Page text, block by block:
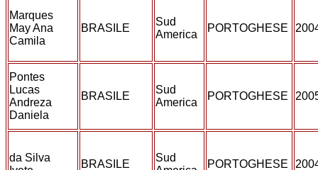
Marques
May Ana
Camila
BRASILE
Sud
America
PORTOGHESE
Pontes
Lucas
Andreza
Daniela
BRASILE
Sud
America
PORTOGHESE
da Silva
BRASILE
Sud
PORTOGHESE